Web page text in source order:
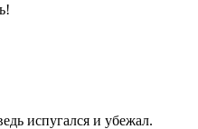
испугался и убежал.